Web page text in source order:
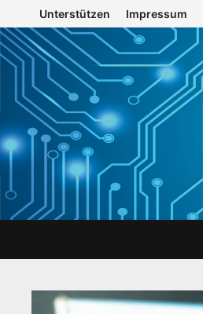
Zurück
zum
Inhalt
Unterstützen Impressum